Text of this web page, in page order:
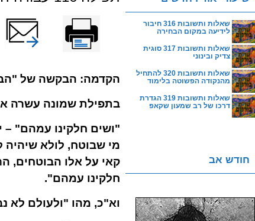
שלח דף במייל
הקדמה: הבקשה של
בתפילת שמונה עשרה
"ושים חלקינו עמהם"
מי שבוטח, לולא
קאי על אלו הבוטחים,
חלקינו עמהם".
וא"כ, מהו "ולעולם לא
שאלות ותשובות 316 חיבור
לידיעה במקום הבחירה
שאלות ותשובות 317 סוגית
צדיק ובינוני
שאלות ותשובות 320 להתחיל
מהנקודה הפשוטה בלימוד
שאלות ותשובות 319 הגדרת
דרכו של רב שמעון שקאפ
חודש אב